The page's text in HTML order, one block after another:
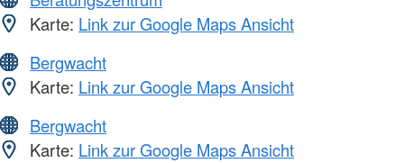
Karte: Link zur Google Maps Ansicht
Bergwacht
Karte: Link zur Google Maps Ansicht
Bergwacht
Karte: Link zur Google Maps Ansicht